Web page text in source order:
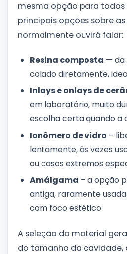
mesma opção para todos
principais opções sobre
normalmente ouvirá falar:
Resina composta — da
colado diretamente,
Inlays e onlays de
em laboratório, muito
escolha certa quando a
Ionômero de vidro –
lentamente, às vezes
ou casos extremos
Amálgama – a opção
antiga, raramente
com foco estético
A seleção do material
do tamanho da cavidade,